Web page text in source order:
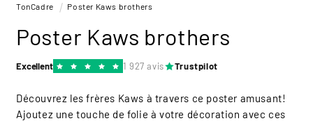
fenêtre
TonCadre Poster Kaws brothers
Poster Kaws brothers
Excellent 1 927 avis Trustpilot
Découvrez les frères Kaws à travers ce poster amusant!
Ajoutez une touche de folie à votre décoration avec ces